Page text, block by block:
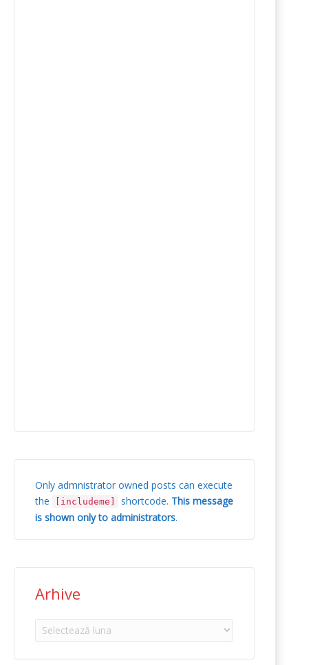
Only admnistrator owned posts can execute
the
[includeme] shortcode. This message
is shown only to administrators.
Arhive
Arhive